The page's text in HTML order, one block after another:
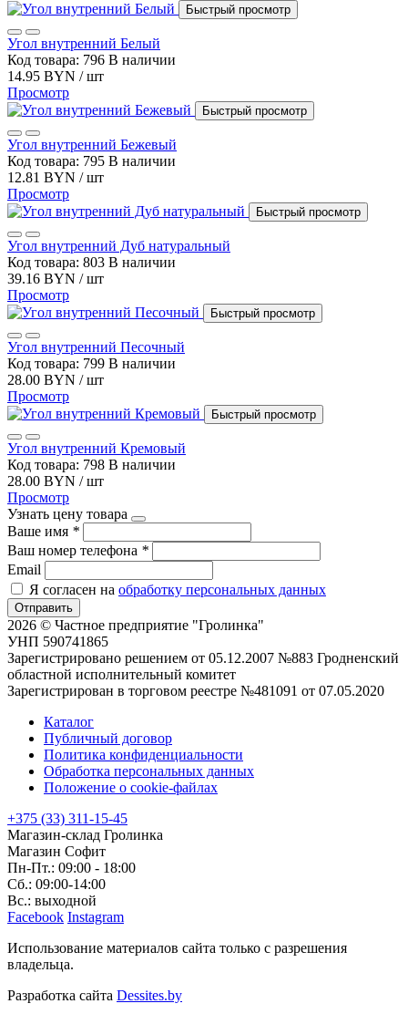
Быстрый просмотр
Угол внутренний Белый
Код товара: 796 В наличии
14.95 BYN / шт
Просмотр
Быстрый просмотр
Угол внутренний Бежевый
Код товара: 795 В наличии
12.81 BYN / шт
Просмотр
Быстрый просмотр
Угол внутренний Дуб натуральный
Код товара: 803 В наличии
39.16 BYN / шт
Просмотр
Быстрый просмотр
Угол внутренний Песочный
Код товара: 799 В наличии
28.00 BYN / шт
Просмотр
Быстрый просмотр
Угол внутренний Кремовый
Код товара: 798 В наличии
28.00 BYN / шт
Просмотр
Узнать цену товара
Ваше имя *
Ваш номер телефона *
Email
Я согласен на обработку персональных данных
Отправить
2026 © Частное предприятие "Гролинка"
УНП 590741865
Зарегистрировано решением от 05.12.2007 №883 Гродненский
областной исполнительный комитет
Зарегистрирован в торговом реестре №481091 от 07.05.2020
Каталог
Публичный договор
Политика конфиденциальности
Обработка персональных данных
Положение о cookie-файлах
+375 (33) 311-15-45
Магазин-склад Гролинка
Магазин Софит
Пн-Пт.: 09:00 - 18:00
Сб.: 09:00-14:00
Вс.: выходной
Facebook Instagram
Использование материалов сайта только с разрешения
владельца.
Разработка сайта Dessites.by